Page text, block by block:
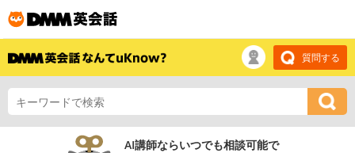
質問する
AI講師ならいつでも相談可能で